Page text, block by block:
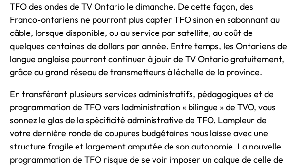
TFO des ondes de TV Ontario le dimanche. De cette façon, des
Franco-ontariens ne pourront plus capter TFO sinon en sabonnant au
câble, lorsque disponible, ou au service par satellite, au coût de
quelques centaines de dollars par année. Entre temps, les Ontariens de
langue anglaise pourront continuer à jouir de TV Ontario gratuitement,
grâce au grand réseau de transmetteurs à léchelle de la province.
En transférant plusieurs services administratifs, pédagogiques et de
programmation de TFO vers ladministration « bilingue » de TVO, vous
sonnez le glas de la spécificité administrative de TFO. Lampleur de
votre dernière ronde de coupures budgétaires nous laisse avec une
structure fragile et largement amputée de son autonomie. La nouvelle
programmation de TFO risque de se voir imposer un calque de celle de